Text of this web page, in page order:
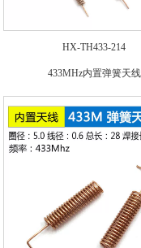
HX-TH433-214
433MHz内置弹簧天线